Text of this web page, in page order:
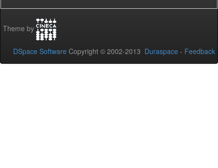
Theme by
DSpace Software Copyright © 2002-2013 Duraspace - Feedback